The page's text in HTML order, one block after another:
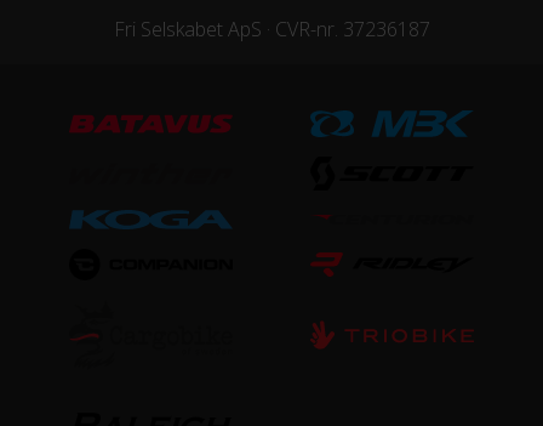
Stelmateriale
Steltype
Fri Selskabet ApS · CVR-nr. 37236187